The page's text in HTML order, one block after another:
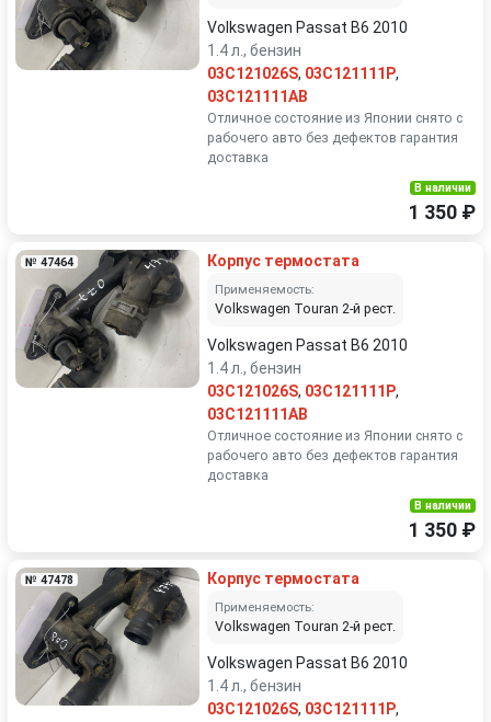
Volkswagen Passat B6 2010
1.4 л., бензин
03C121026S, 03C121111P,
03C121111AB
Отличное состояние из Японии снято с
рабочего авто без дефектов гарантия
доставка
В наличии
1 350 ₽
№ 47464 Корпус термостата
Применяемость:
Volkswagen Touran 2-й рест.
Volkswagen Passat B6 2010
1.4 л., бензин
03C121026S, 03C121111P,
03C121111AB
Отличное состояние из Японии снято с
рабочего авто без дефектов гарантия
доставка
В наличии
1 350 ₽
№ 47478 Корпус термостата
Применяемость:
Volkswagen Touran 2-й рест.
Volkswagen Passat B6 2010
1.4 л., бензин
03C121026S, 03C121111P,